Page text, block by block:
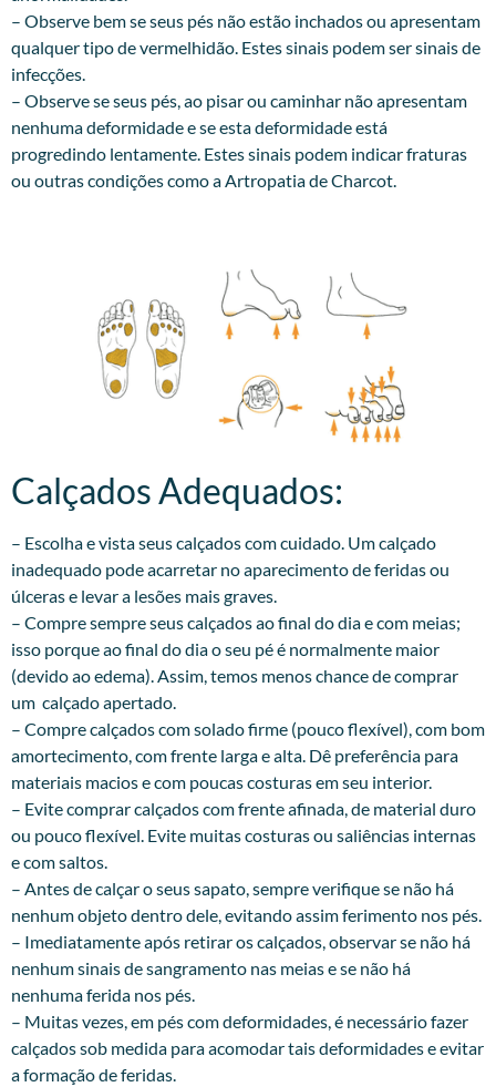
– Observe bem se seus pés não estão inchados ou apresentam
qualquer tipo de vermelhidão. Estes sinais podem ser sinais de
infecções.
– Observe se seus pés, ao pisar ou caminhar não apresentam
nenhuma deformidade e se esta deformidade está
progredindo lentamente. Estes sinais podem indicar fraturas
ou outras condições como a Artropatia de Charcot.
Calçados Adequados:​
– Escolha e vista seus calçados com cuidado. Um calçado
inadequado pode acarretar no aparecimento de feridas ou
úlceras e levar a lesões mais graves.
– Compre sempre seus calçados ao final do dia e com meias;
isso porque ao final do dia o seu pé é normalmente maior
(devido ao edema). Assim, temos menos chance de comprar
um calçado apertado.
– Compre calçados com solado firme (pouco flexível), com bom
amortecimento, com frente larga e alta. Dê preferência para
materiais macios e com poucas costuras em seu interior.
– Evite comprar calçados com frente afinada, de material duro
ou pouco flexível. Evite muitas costuras ou saliências internas
e com saltos.
– Antes de calçar o seus sapato, sempre verifique se não há
nenhum objeto dentro dele, evitando assim ferimento nos pés.
– Imediatamente após retirar os calçados, observar se não há
nenhum sinais de sangramento nas meias e se não há
nenhuma ferida nos pés.
– Muitas vezes, em pés com deformidades, é necessário fazer
calçados sob medida para acomodar tais deformidades e evitar
a formação de feridas.